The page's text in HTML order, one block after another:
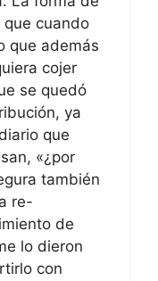
que cuando
que además
cojer
se quedó
ya
que
«¿por
también
re-
de
lo dieron
con